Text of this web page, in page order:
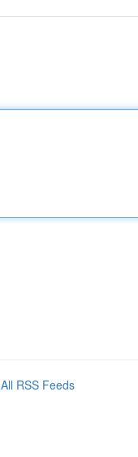
All RSS Feeds